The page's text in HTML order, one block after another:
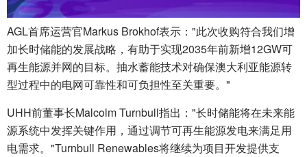
AGL首席运营官Markus Brokhof表示："此次收购符合我们增
加长时储能的发展战略，有助于实现2035年前新增12GW可
再生能源并网的目标。抽水蓄能技术对确保澳大利亚能源转
型过程中的电网可靠性和可负担性至关重要。"
UHH前董事长Malcolm Turnbull指出："长时储能将在未来能
源系统中发挥关键作用，通过调节可再生能源发电来满足用
电需求。"Turnbull Renewables将继续为项目开发提供支